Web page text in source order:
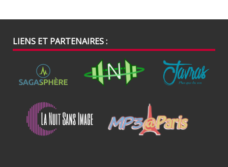
LIENS ET PARTENAIRES :